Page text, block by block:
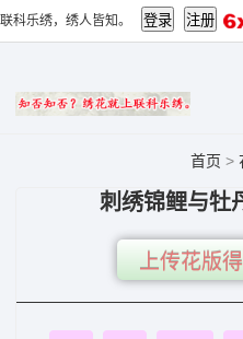
联科乐绣，绣人皆知。
首页 >
刺绣锦鲤与牡
上传花版